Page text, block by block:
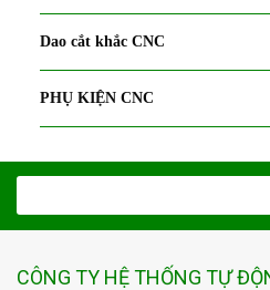
Dao cắt khắc CNC
PHỤ KIỆN CNC
CÔNG TY HỆ THỐNG TỰ